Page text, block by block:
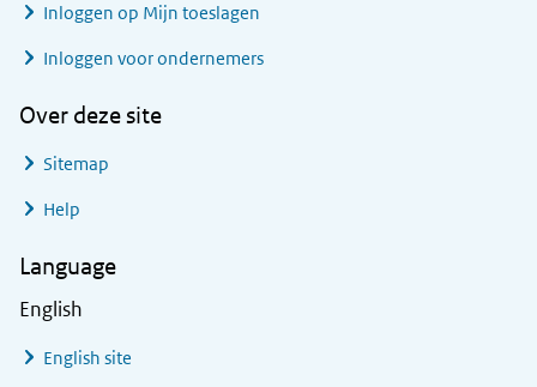
Inloggen op Mijn toeslagen
Inloggen voor ondernemers
Over deze site
Sitemap
Help
Language
English
English site